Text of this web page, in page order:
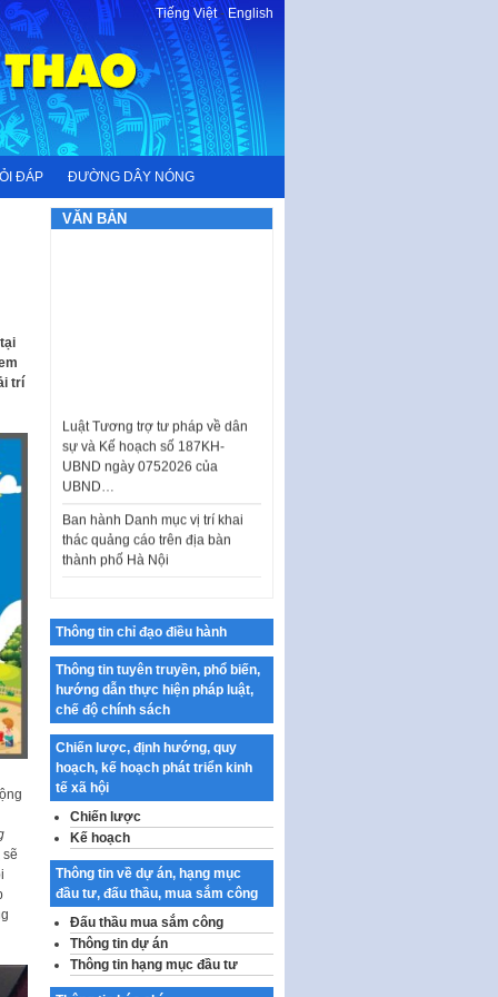
Tiếng Việt-English
ĐÁP ĐƯỜNG DÂY NÓNG
trí
VĂN BẢN
sự và Kế hoạch số 187KH-
UBND ngày 0752026 của
UBND…
thác quảng cáo trên địa bàn
thành phố Hà Nội
Kế hoạch Tổ chức Cuộc thi
Công bố công khai dự toán kinh
phí xây dựng pháp luật, hoàn
thiện thể chế, chính…
Quy định về nghiên cứu, ứng
dụng khoa học, công nghệ, đổi
mới sáng tạo và chuyển…
Quy định chi tiết và hướng dẫn
thi hành một số điều của Luật Lý
lịch tư…
Sửa đổi, bổ sung một số nội
dung tại Nghị quyết số 30/NQ-
CP ngày 24 tháng 02…
Ban hành Chương trình hành
động của Chính phủ thực hiện
Nghị quyết số 02-NQ/TW ngày
Thông tin chỉ đạo điều hành
Thông tin tuyên truyền, phổ biến,
hướng dẫn thực hiện pháp luật,
chế độ chính sách
Chiến lược, định hướng, quy
hoạch, kế hoạch phát triển kinh
tế xã hội
Chiến lược
Kế hoạch
Thông tin về dự án, hạng mục
đầu tư, đấu thầu, mua sắm công
Đấu thầu mua sắm công
Thông tin dự án
Thông tin hạng mục đầu tư